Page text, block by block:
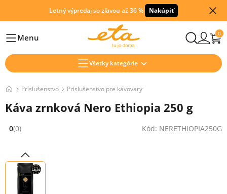
Letný výpredaj so zľavou až 36 % Nakúpiť
HlavníMenu 0
Všetky kategórie
Príslušenstvo Príslušenstvo pre kávovary
Káva zrnková Nero Ethiopia 250 g
Hodnocení: 0 z 5 (0 recenzí)
0(0) Kód: NERETHIOPIA250G